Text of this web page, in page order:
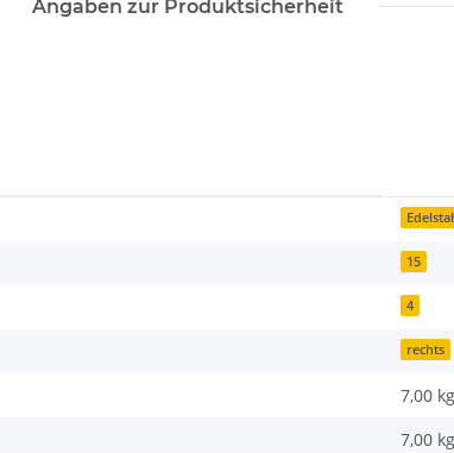
Angaben zur Produktsicherheit
15
4
rechts
7,00 kg
7,00 kg